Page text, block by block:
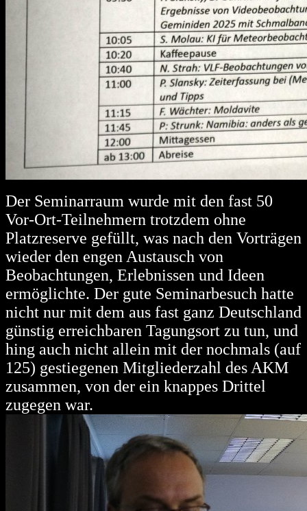
Der Seminarraum wurde mit den fast 50
Vor-Ort-Teilnehmern trotzdem ohne
Platzreserve gefüllt, was nach den Vorträgen
wieder den engen Austausch von
Beobachtungen, Erlebnissen und Ideen
ermöglichte. Der gute Seminarbesuch hatte
nicht nur mit dem aus fast ganz Deutschland
günstig erreichbaren Tagungsort zu tun, und
hing auch nicht allein mit der nochmals (auf
125) gestiegenen Mitgliederzahl des AKM
zusammen, von der ein knappes Drittel
zugegen war.